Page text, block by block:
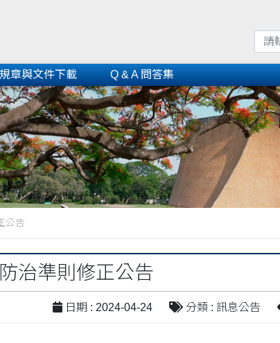
章與文件下載 Q & A 問答集
公告
治準則修正公告
日期 : 2024-04-24 分類 : 訊息公告